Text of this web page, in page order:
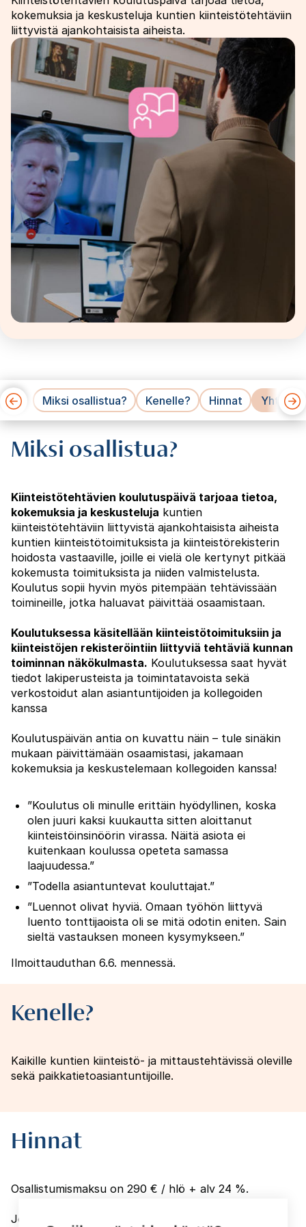
kokemuksia ja keskusteluja kuntien kiinteistötehtäviin
liittyvistä ajankohtaisista aiheista.
Image
Miksi osallistua? Kenelle? Hinnat
Miksi osallistua?
Kiinteistötehtävien koulutuspäivä tarjoaa tietoa,
kokemuksia ja keskusteluja kuntien
kiinteistötehtäviin liittyvistä ajankohtaisista aiheista
kuntien kiinteistötoimituksista ja kiinteistörekisterin
hoidosta vastaaville, joille ei vielä ole kertynyt pitkää
kokemusta toimituksista ja niiden valmistelusta.
Koulutus sopii hyvin myös pitempään tehtävissään
toimineille, jotka haluavat päivittää osaamistaan.
Koulutuksessa käsitellään kiinteistötoimituksiin ja
kiinteistöjen rekisteröintiin liittyviä tehtäviä kunnan
toiminnan näkökulmasta. Koulutuksessa saat hyvät
tiedot lakiperusteista ja toimintatavoista sekä
verkostoidut alan asiantuntijoiden ja kollegoiden
kanssa
Koulutuspäivän antia on kuvattu näin – tule sinäkin
mukaan päivittämään osaamistasi, jakamaan
kokemuksia ja keskustelemaan kollegoiden kanssa!
”Koulutus oli minulle erittäin hyödyllinen, koska
olen juuri kaksi kuukautta sitten aloittanut
kiinteistöinsinöörin virassa. Näitä asiota ei
kuitenkaan koulussa opeteta samassa
laajuudessa.”
”Todella asiantuntevat kouluttajat.”
”Luennot olivat hyviä. Omaan työhön liittyvä
luento tonttijaoista oli se mitä odotin eniten. Sain
sieltä vastauksen moneen kysymykseen.”
Ilmoittauduthan 6.6. mennessä.
Kenelle?
Kaikille kuntien kiinteistö- ja mittaustehtävissä oleville
sekä paikkatietoasiantuntijoille.
Hinnat
Osallistumismaksu on 290 € / hlö + alv 24 %.
Jos organisaatiostanne osallistuu 4 henkilöä tai